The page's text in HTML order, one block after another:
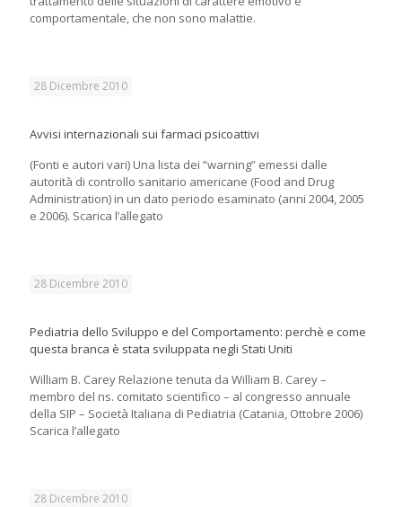
comportamentale, che non sono malattie.
28 Dicembre 2010
Avvisi internazionali sui farmaci psicoattivi
(Fonti e autori vari) Una lista dei “warning” emessi dalle
autorità di controllo sanitario americane (Food and Drug
Administration) in un dato periodo esaminato (anni 2004, 2005
e 2006). Scarica l’allegato
28 Dicembre 2010
Pediatria dello Sviluppo e del Comportamento: perchè e come
questa branca è stata sviluppata negli Stati Uniti
William B. Carey Relazione tenuta da William B. Carey –
membro del ns. comitato scientifico – al congresso annuale
della SIP – Società Italiana di Pediatria (Catania, Ottobre 2006)
Scarica l’allegato
28 Dicembre 2010